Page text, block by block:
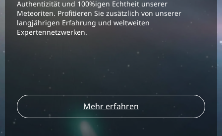
Authentizität und 100%igen Echtheit unserer
Meteoriten. Profitieren Sie zusätzlich von unserer
langjährigen Erfahrung und weltweiten
Expertennetzwerken.
Mehr erfahren